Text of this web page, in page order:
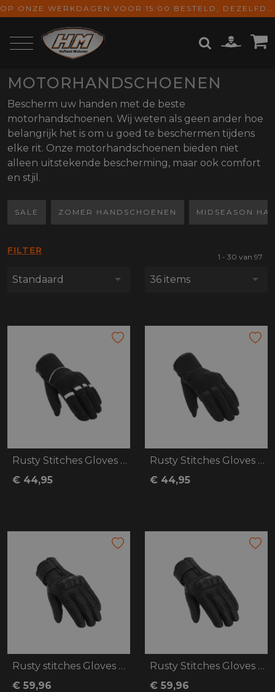
OP ONZE WERKDAGEN VOOR 15:00 BESTELD, DEZELFDE DAG VERZONDEN! GRATIS VERZENDING VANAF € 65,-
ZOEKEN
MOTORHANDSCHOENEN
Bescherm uw handen met de beste
motorhandschoenen. Wij weten als geen ander hoe
belangrijk het is om u goed te beschermen tijdens
elke rit. Onze motorhandschoenen bieden niet
alleen uitstekende bescherming, maar ook comfort
en stjil.
SALE ZOMER HANDSCHOENEN MIDSEASON
FILTER
Standaard
1 - 30 van 97
36 items
Rusty Stitches Gloves Bonnie
€ 44,95
Rusty Stitches Gloves Clyde V3
€ 44,95
Rusty stitches Gloves Frank
€ 59,96
Rusty Stitches Gloves Eva
€ 59,96